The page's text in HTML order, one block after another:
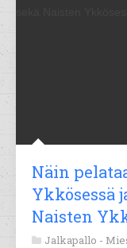
Näin
Ykkösessä
Naisten
Jalkapallo -